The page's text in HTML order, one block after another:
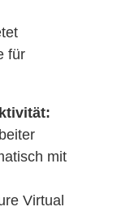
für
mit
Virtual